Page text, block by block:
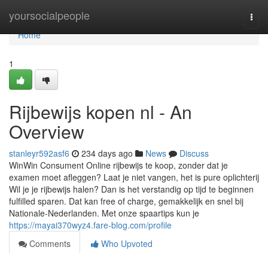
yoursocialpeople
Home
Home
1
Rijbewijs kopen nl - An
Overview
stanleyr592asf6 234 days ago News
Discuss
WinWin Consument Online rijbewijs te koop, zonder dat je
examen moet afleggen? Laat je niet vangen, het is pure oplichterij
Wil je je rijbewijs halen? Dan is het verstandig op tijd te beginnen
fulfilled sparen. Dat kan free of charge, gemakkelijk en snel bij
Nationale-Nederlanden. Met onze spaartips kun je
https://mayai370wyz4.fare-blog.com/profile
Comments
Who Upvoted